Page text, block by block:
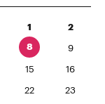
1 2
8 9
15 16
22 23